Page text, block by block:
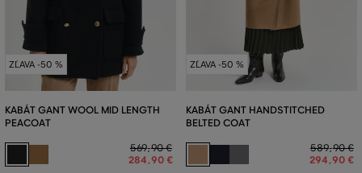
ZĽAVA -50 %
KABÁT GANT WOOL MID LENGTH
PEACOAT
569,90 €
284,90 €
ZĽAVA -50 %
KABÁT GANT HANDSTITCHED
BELTED COAT
589,90 €
294,90 €